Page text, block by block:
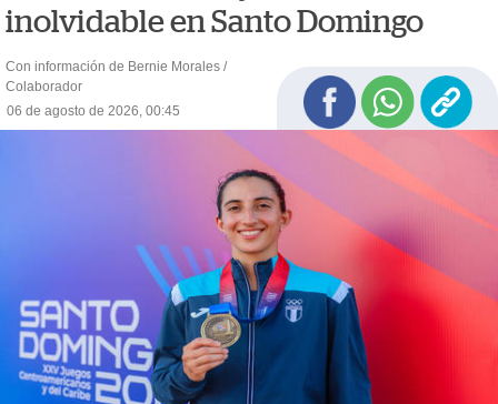
inolvidable en Santo Domingo
Con información de Bernie Morales /
Colaborador
06 de agosto de 2026, 00:45